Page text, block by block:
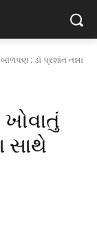
: ડૉ પ્રશાંત તન્ના
સાથે